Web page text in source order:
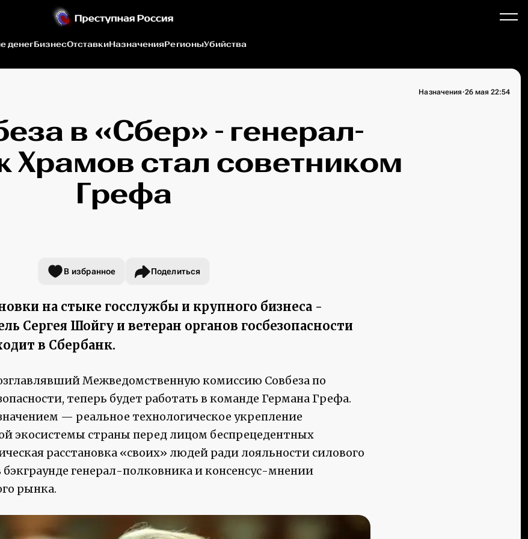
денегБизнесОтставкиНазначенияРегионыУбийства
Назначения·26 мая 22:54
в «Сбер» - генерал-
Храмов стал советником
Грефа
В избранное Поделиться
на стыке госслужбы и крупного бизнеса -
Сергея Шойгу и ветеран органов госбезопасности
в Сбербанк.
Межведомственную комиссию Совбеза по
теперь будет работать в команде Германа Грефа.
— реальное технологическое укрепление
экосистемы страны перед лицом беспрецедентных
расстановка «своих» людей ради лояльности силового
бэкграунде генерал-полковника и консенсус-мнении
рынка.